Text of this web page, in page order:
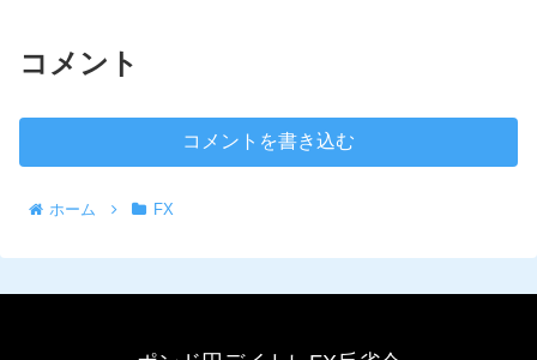
コメント
コメントを書き込む
ホーム FX